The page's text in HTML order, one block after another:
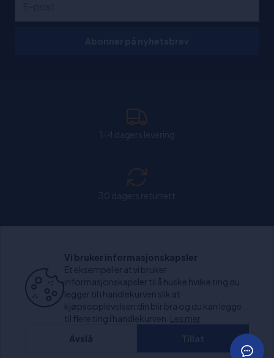
Chat: Åpen alle hverdager fra kl. 11:00-15:30.
+1000 anmeldelser
Vi bruker informasjonskapsler
Et eksempel er at vi bruker
informasjonskapsler til å huske hvilke ting du
legger til i handlekurven slik at
kjøpsopplevelsen din blir bra og du kan legge
til flere ting i handlekurven. Les mer
Avslå